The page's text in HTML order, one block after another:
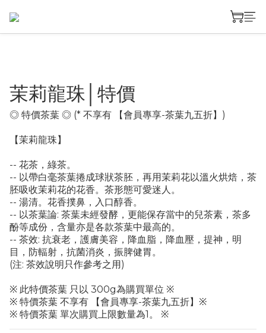
茉莉龍珠│特價
◎ 特價茶葉 ◎ (* 不享有 【會員專享-茶葉九五折】)
【茉莉龍珠】
-- 花茶，綠茶。
-- 以帶白毫茶葉捲成球狀茶胚，再用茉莉花以溫火烘焙，茶
胚吸收茉莉花的花香。茶形態可愛迷人。
-- 湯清。花香撲鼻，入口醇香。
-- 以茶葉論: 茶葉未經發酵，更能保存當中的兒茶素，茶多
酚等成份，含量亦是各款茶葉中最高的。
-- 茶效: 抗衰老，護膚美容，降血脂，降血壓，提神，明
目，防輻射，抗菌消炎，振脾健胃。
(注: 茶效說明只作參考之用)
※ 此特價茶葉 只以 300g為購買單位 ※
※ 特價茶葉 不享有 【會員專享-茶葉九五折】※
※ 特價茶葉 單次購買上限數量為1。 ※